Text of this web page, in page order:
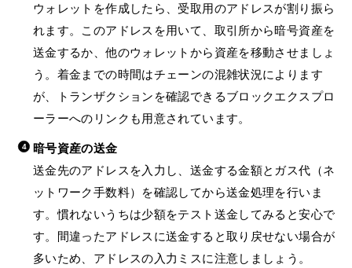
ウォレットを作成したら、受取用のアドレスが割り振ら
れます。このアドレスを用いて、取引所から暗号資産を
送金するか、他のウォレットから資産を移動させましょ
う。着金までの時間はチェーンの混雑状況によります
が、トランザクションを確認できるブロックエクスプロ
ーラーへのリンクも用意されています。
暗号資産の送金
送金先のアドレスを入力し、送金する金額とガス代（ネ
ットワーク手数料）を確認してから送金処理を行いま
す。慣れないうちは少額をテスト送金してみると安心で
す。間違ったアドレスに送金すると取り戻せない場合が
多いため、アドレスの入力ミスに注意しましょう。